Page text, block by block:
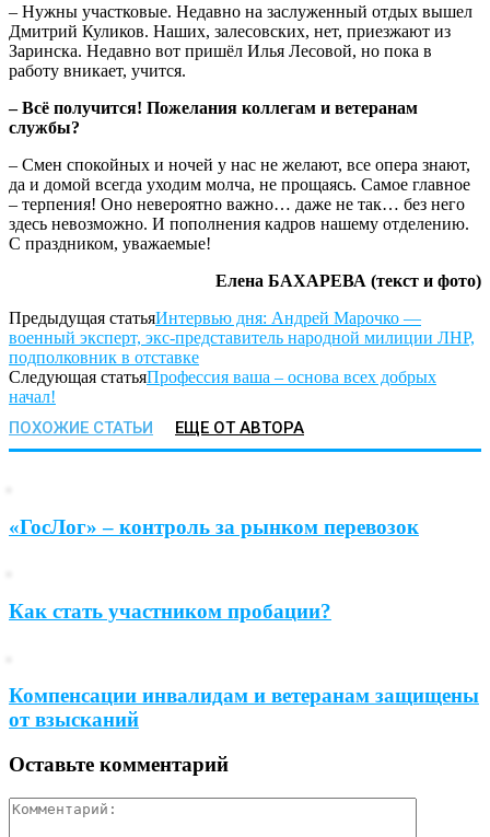
– Нужны участковые. Недавно на заслуженный отдых вышел
Дмитрий Куликов. Наших, залесовских, нет, приезжают из
Заринска. Недавно вот пришёл Илья Лесовой, но пока в
работу вникает, учится.
– Всё получится! Пожелания коллегам и ветеранам
службы?
– Смен спокойных и ночей у нас не желают, все опера знают,
да и домой всегда уходим молча, не прощаясь. Самое главное
– терпения! Оно невероятно важно… даже не так… без него
здесь невозможно. И пополнения кадров нашему отделению.
С праздником, уважаемые!
Елена БАХАРЕВА (текст и фото)
Предыдущая статьяИнтервью дня: Андрей Марочко —
военный эксперт, экс-представитель народной милиции ЛНР,
подполковник в отставке
Следующая статьяПрофессия ваша – основа всех добрых
начал!
ПОХОЖИЕ СТАТЬИ ЕЩЕ ОТ АВТОРА
«ГосЛог» – контроль за рынком перевозок
Как стать участником пробации?
Компенсации инвалидам и ветеранам защищены
от взысканий
Оставьте комментарий